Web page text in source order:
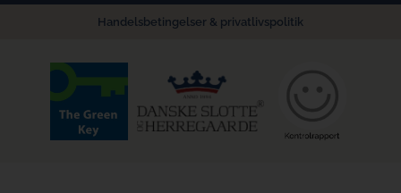
Handelsbetingelser & privatlivspolitik